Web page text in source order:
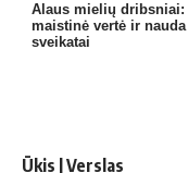
Alaus mielių dribsniai:
maistinė vertė ir nauda
sveikatai
Ūkis | Verslas